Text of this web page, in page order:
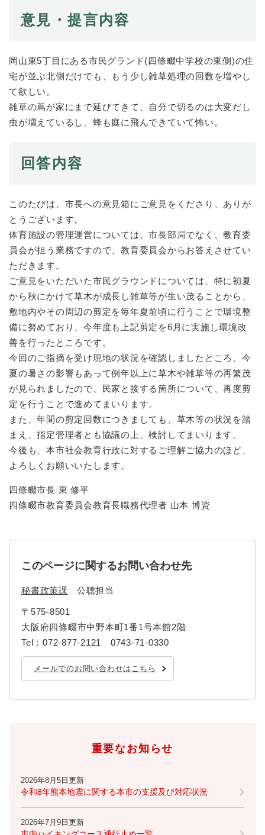
イベント・施設予約
防災・安全
防
災
安
全
ひ
く
子育て・教育
子
育
メ
ー
を
く
療
祉
の
ニ
ュ
ー
を
ひ
く
ポ
ツ
・
文
の
メ
ニ
ー
ひ
ら
まちづくり・環境
ま
ち
り
・
環
境
ニ
ュ
ー
ひ
ら
く
しごと・産業
し
ご
と
・
産
の
メ
ニ
ュ
ー
を
ひ
ら
く
市政情報
政
情
報
の
ニ
ュ
ー
を
ひ
ら
く
意見・提言内容
岡山東5丁目にある市民グランド(四條畷中学校の東側)の住
宅が並ぶ北側だけでも、もう少し雑草処理の回数を増やし
て欲しい。
雑草の蔦が家にまで延びてきて、自分で切るのは大変だし
虫が増えているし、蜂も庭に飛んできていて怖い。​
回答内容
このたびは、市長への意見箱にご意見をくださり、ありが
とうございます。
体育施設の管理運営については、市長部局でなく、教育委
員会が担う業務ですので、教育委員会からお答えさせてい
ただきます。
ご意見をいただいた市民グラウンドについては、特に初夏
から秋にかけて草木が成長し雑草等が生い茂ることから、
敷地内やその周辺の剪定を毎年夏前頃に行うことで環境整
備に努めており、今年度も上記剪定を6月に実施し環境改
善を行ったところです。
今回のご指摘を受け現地の状況を確認しましたところ、今
夏の暑さの影響もあって例年以上に草木や雑草等の再繁茂
が見られましたので、民家と接する箇所について、再度剪
定を行うことで進めてまいります。
また、年間の剪定回数につきましても、草木等の状況を踏
まえ、指定管理者とも協議の上、検討してまいります。
今後も、本市社会教育行政に対するご理解ご協力のほど、
よろしくお願いいたします。
​四條畷市長 東 修平
四條畷市教育委員会教育長職務代理者 山本 博資​
このページに関するお問い合わせ先
秘書政策課 公聴担当
〒575-8501
大阪府四條畷市中野本町1番1号本館2階
Tel：072-877-2121 0743-71-0330
メールでのお問い合わせはこちら
重要なお知らせ
2026年8月5日更新
令和8年熊本地震に関する本市の支援及び対応状況
2026年7月9日更新